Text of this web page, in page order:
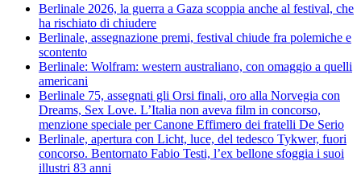
Berlinale 2026, la guerra a Gaza scoppia anche al festival, che
ha rischiato di chiudere
Berlinale, assegnazione premi, festival chiude fra polemiche e
scontento
Berlinale: Wolfram: western australiano, con omaggio a quelli
americani
Berlinale 75, assegnati gli Orsi finali, oro alla Norvegia con
Dreams, Sex Love. L’Italia non aveva film in concorso,
menzione speciale per Canone Effimero dei fratelli De Serio
Berlinale, apertura con Licht, luce, del tedesco Tykwer, fuori
concorso. Bentornato Fabio Testi, l’ex bellone sfoggia i suoi
illustri 83 anni